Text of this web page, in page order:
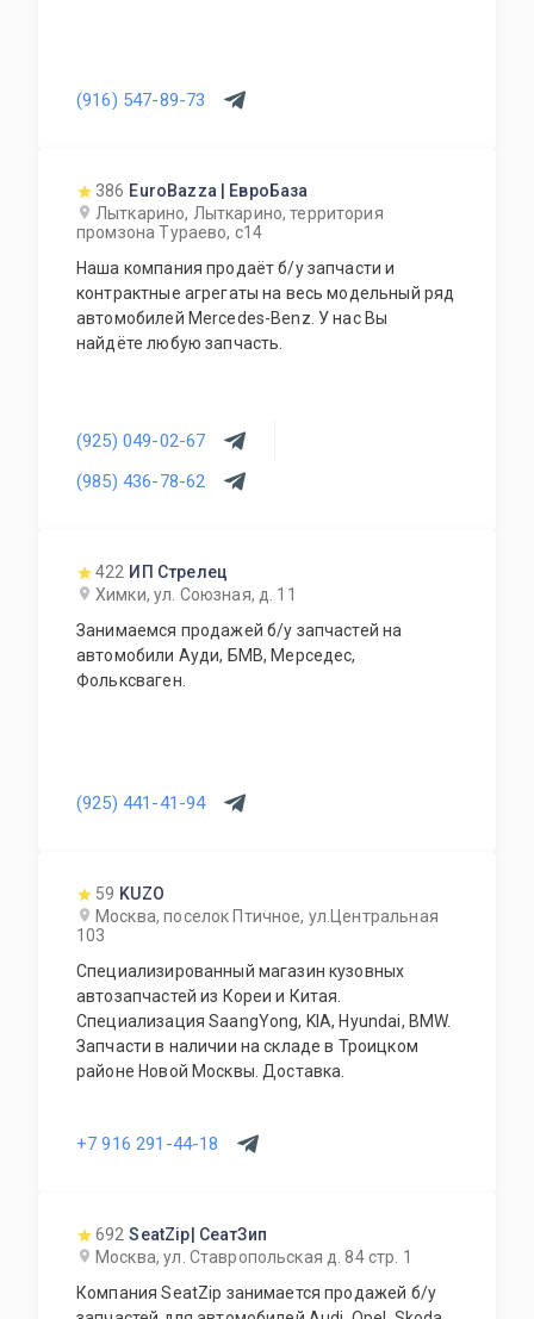
(916) 547-89-73
386 EuroBazza | ЕвроБаза
Лыткарино, Лыткарино, территория
промзона Тураево, с14
Наша компания продаёт б/у запчасти и
контрактные агрегаты на весь модельный ряд
автомобилей Mercedes-Benz. У нас Вы
найдёте любую запчасть.
(925) 049-02-67
(985) 436-78-62
422 ИП Стрелец
Химки, ул. Союзная, д. 11
Занимаемся продажей б/у запчастей на
автомобили Ауди, БМВ, Мерседес,
Фольксваген.
(925) 441-41-94
59 KUZO
Москва, поселок Птичное, ул.Центральная
103
Специализированный магазин кузовных
автозапчастей из Кореи и Китая.
Специализация SaangYong, KIA, Hyundai, BMW.
Запчасти в наличии на складе в Троицком
районе Новой Москвы. Доставка.
+7 916 291-44-18
692 SeatZip| СеатЗип
Москва, ул. Ставропольская д. 84 стр. 1
Компания SeatZip занимается продажей б/у